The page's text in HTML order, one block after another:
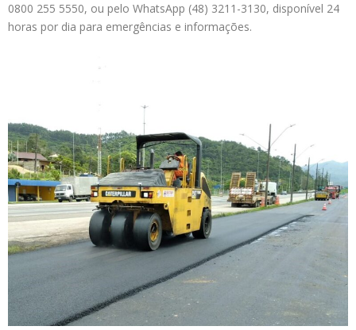
0800 255 5550, ou pelo WhatsApp (48) 3211-3130, disponível 24
horas por dia para emergências e informações.